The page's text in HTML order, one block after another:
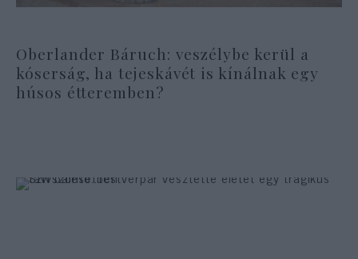
Oberlander Báruch: veszélybe kerül a
kóserság, ha tejeskávét is kínálnak egy
húsos étteremben?